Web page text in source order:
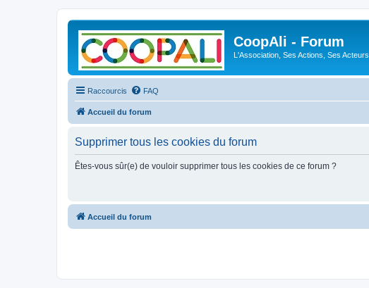
CoopAli - Forum
L'Association, Ses Actions, Ses Acteurs
Raccourcis FAQ
Accueil du forum
Supprimer tous les cookies du forum
Êtes-vous sûr(e) de vouloir supprimer tous les cookies de ce forum ?
Accueil du forum